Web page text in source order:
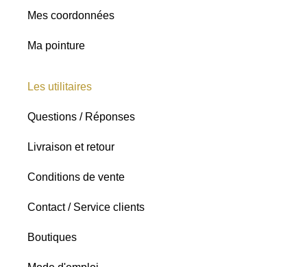
Mes coordonnées
Ma pointure
Les utilitaires
Questions / Réponses
Livraison et retour
Conditions de vente
Contact / Service clients
Boutiques